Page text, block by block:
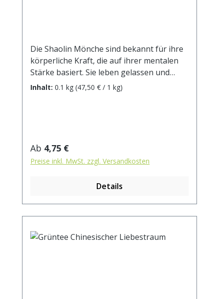
Die Shaolin Mönche sind bekannt für ihre
körperliche Kraft, die auf ihrer mentalen
Stärke basiert. Sie leben gelassen und
furchtlos. Nehmen Sie mit diesem Tee die
Bud, Pi Lo Chun, kandierte Ananasstücke
(Ananas, Zucker), Aroma, Erdbeerstücke,
Sonnenblumenblüten. Zubereitung: ca. 12g
aufgiessen. Ziehzeit: ca. 3 min.
Durchschnittliche Brennwerte je 100
einer Ziehzeit von 2 Minuten Brennwert 6
Inhalt: 0.1 kg (47,50 € / 1 kg)
Regulärer Preis:
Ab 4,75 €
Preise inkl. MwSt. zzgl. Versandkosten
Details